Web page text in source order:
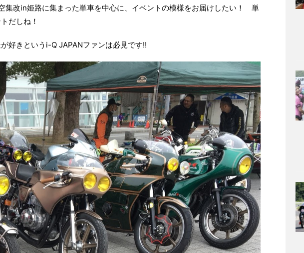
集改in姫路に集まった単車を中心に、イベントの模様をお届けしたい！ 単
だしね！
好きというi-Q JAPANファンは必見です!!